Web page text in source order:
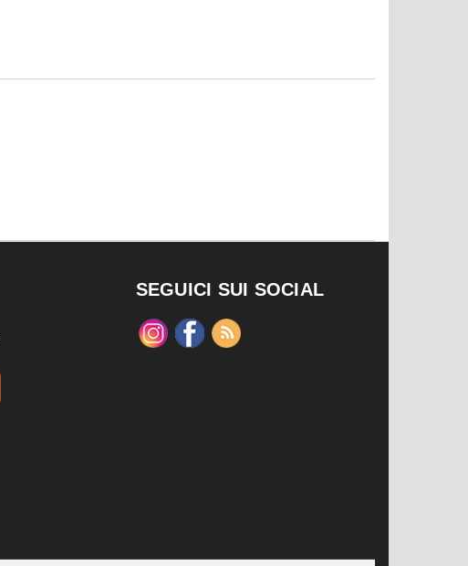
SEGUICI SUI SOCIAL